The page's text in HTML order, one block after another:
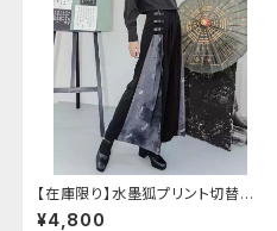
【在庫限り】水墨狐プリント切替サ
イドバックルワイドパンツ（Lサイズ
¥4,800